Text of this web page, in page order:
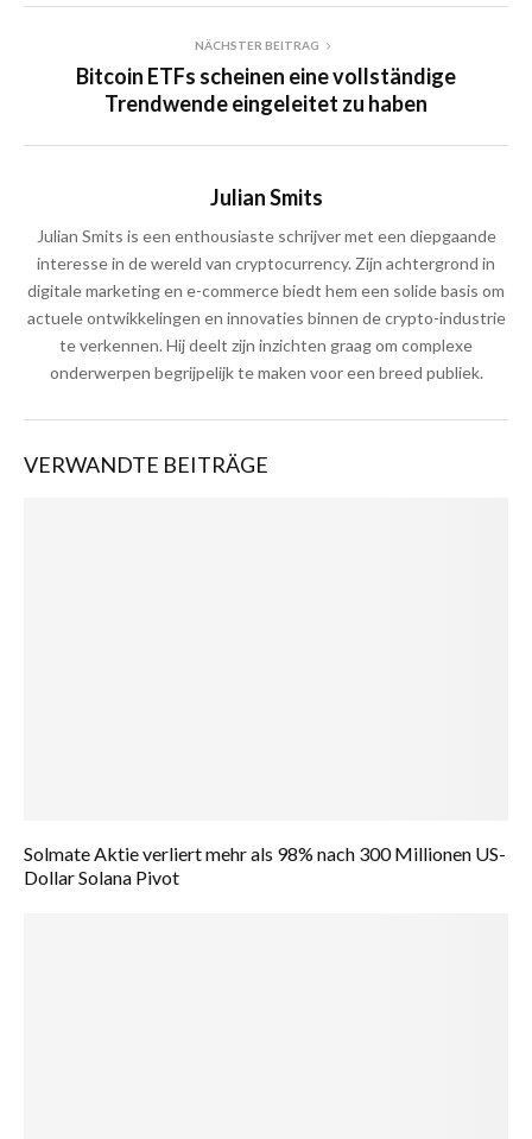
NÄCHSTER BEITRAG
Bitcoin ETFs scheinen eine vollständige
Trendwende eingeleitet zu haben
Julian Smits
Julian Smits is een enthousiaste schrijver met een diepgaande
interesse in de wereld van cryptocurrency. Zijn achtergrond in
digitale marketing en e-commerce biedt hem een solide basis om
actuele ontwikkelingen en innovaties binnen de crypto-industrie
te verkennen. Hij deelt zijn inzichten graag om complexe
onderwerpen begrijpelijk te maken voor een breed publiek.
VERWANDTE BEITRÄGE
Solmate Aktie verliert mehr als 98% nach 300 Millionen US-
Dollar Solana Pivot